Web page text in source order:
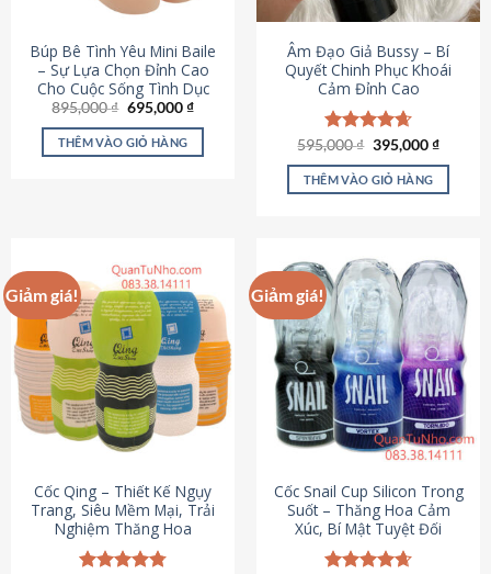
thể
chọn
trên
trang
sản
phẩm
Búp Bê Tình Yêu Mini Baile
– Sự Lựa Chọn Đỉnh Cao
Cho Cuộc Sống Tình Dục
895,000₫ Giá
là:
895,000 ₫.
695,000₫Giá
tại
THÊM VÀO GIỎ HÀNG
Âm Đạo Giả Bussy – Bí
Quyết Chinh Phục Khoái
Cảm Đỉnh Cao
Được xếp
hạng4.64
5 sao
595,000₫ Giá
là:
595,000 ₫.
395,000₫Giá
tại
THÊM VÀO GIỎ HÀNG
Giảm giá!
Cốc Qing – Thiết Kế Ngụy
Trang, Siêu Mềm Mại, Trải
Nghiệm Thăng Hoa
Giảm giá!
Cốc Snail Cup Silicon Trong
Suốt – Thăng Hoa Cảm
Xúc, Bí Mật Tuyệt Đối